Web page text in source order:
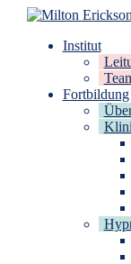
Zum
springenMilton Erickson
für klinische
Institut
Fortbildung